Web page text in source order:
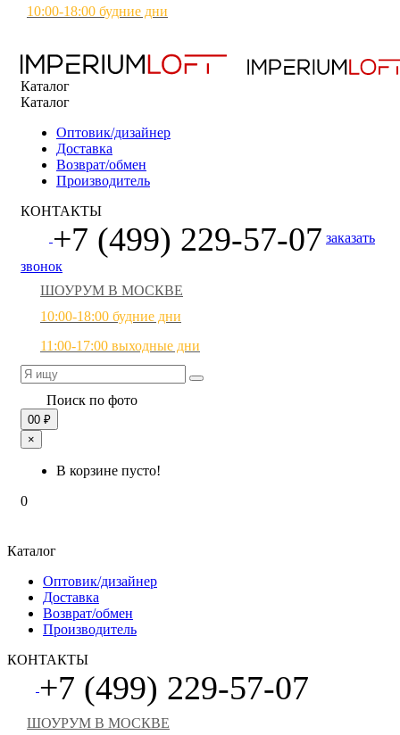
10:00-18:00 будние дни
Каталог
Каталог
Оптовик/дизайнер
Доставка
Возврат/обмен
Производитель
КОНТАКТЫ
+7 (499) 229-57-07 заказать
звонок
ШОУРУМ В МОСКВЕ
10:00-18:00 будние дни
11:00-17:00 выходные дни
Поиск по фото
00 ₽
×
В корзине пусто!
0
Каталог
Оптовик/дизайнер
Доставка
Возврат/обмен
Производитель
КОНТАКТЫ
+7 (499) 229-57-07
ШОУРУМ В МОСКВЕ